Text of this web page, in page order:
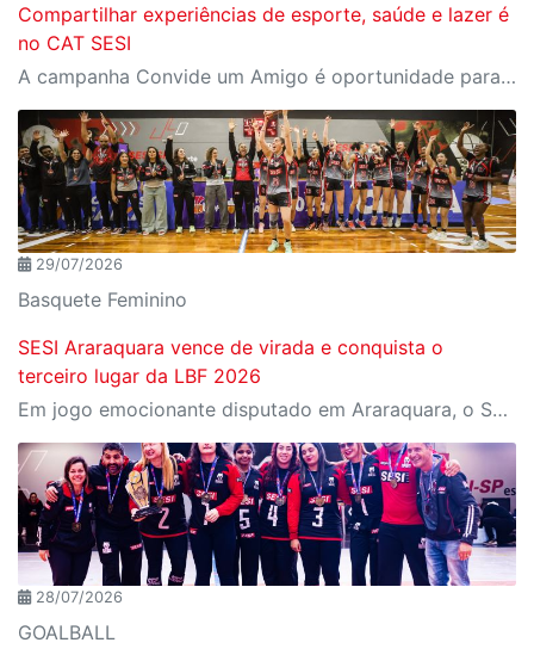
Compartilhar experiências de esporte, saúde e lazer é
no CAT SESI
A campanha Convide um Amigo é oportunidade para reunir amigos para aproveitar juntos toda estrutura da unidade SESI-SP mais próxima. Os benefícios para clientes e convidados estão no regulamento
29/07/2026
Basquete Feminino
SESI Araraquara vence de virada e conquista o
terceiro lugar da LBF 2026
Em jogo emocionante disputado em Araraquara, o SESI Araraquara Basquete superou um déficit de quase 20 pontos, contou com o apoio massivo da torcida e derrotou o Cerrado BRB por 77 a 71, conquistando o terceiro lugar da LBF Loterias Caixa 2026
28/07/2026
GOALBALL